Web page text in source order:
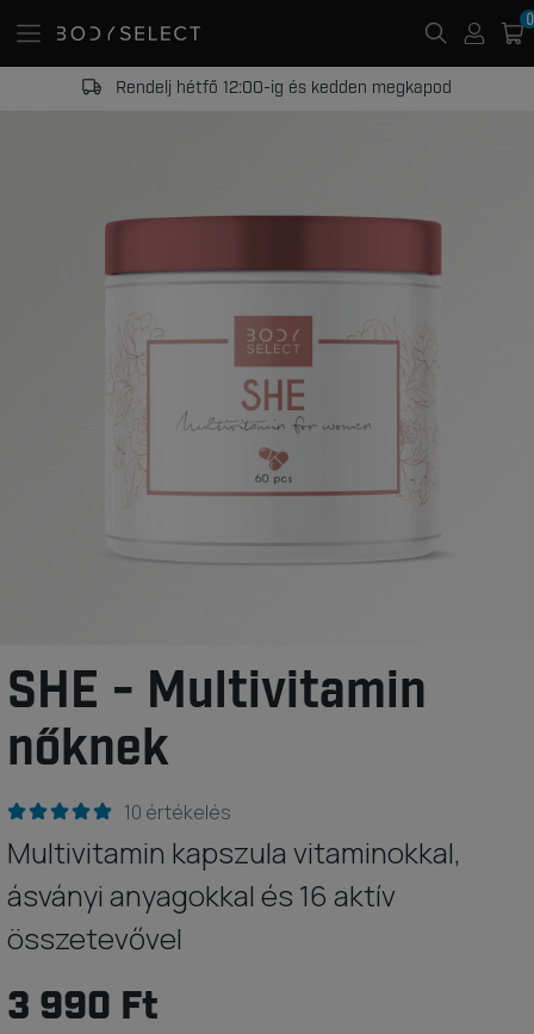
hétfő 12:00-ig és kedden megkapod
SHE - Multivitamin
nőknek
10 értékelés
Multivitamin kapszula vitaminokkal,
ásványi anyagokkal és 16 aktív
összetevővel
3 990 Ft
0